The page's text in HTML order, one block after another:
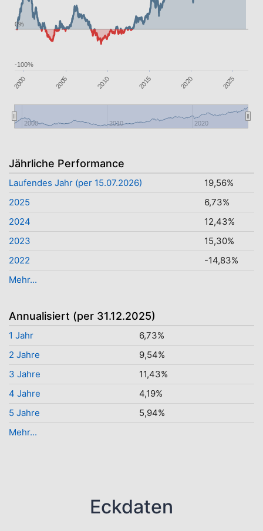
2000 2005 2010 2015 2020 2025
2000 2010 2020
-100%
0%
Jährliche Performance
Laufendes Jahr (per 15.07.2026)
19,56%
2025
6,73%
2024
12,43%
2023
15,30%
2022
-14,83%
Mehr...
Annualisiert (per 31.12.2025)
1 Jahr
6,73%
2 Jahre
9,54%
3 Jahre
11,43%
4 Jahre
4,19%
5 Jahre
5,94%
Mehr...
Eckdaten